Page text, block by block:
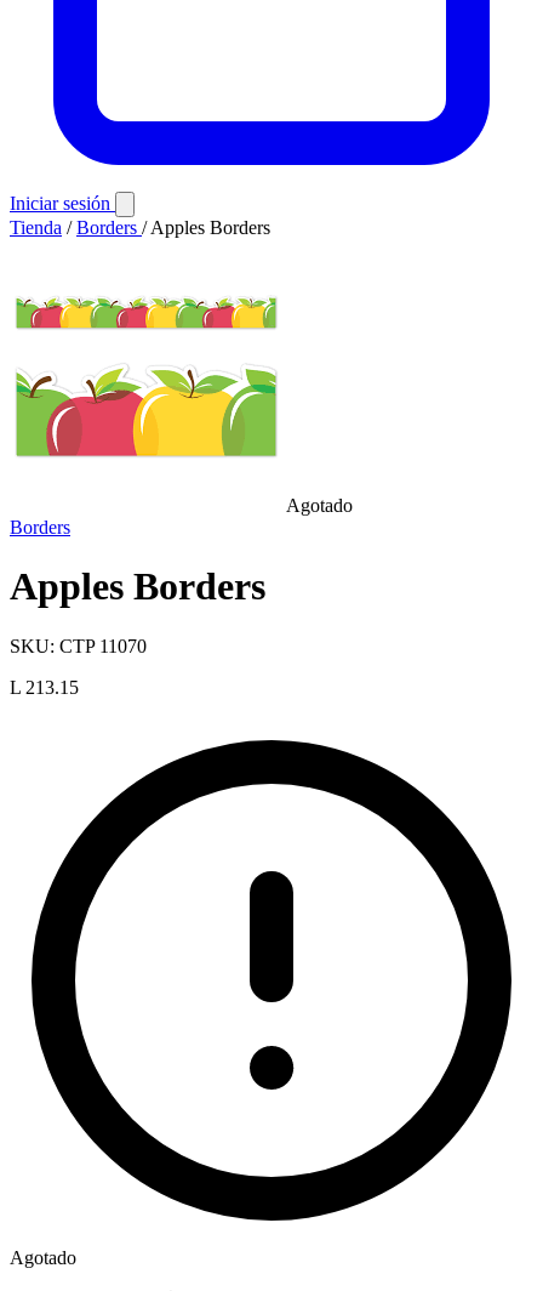
Iniciar sesión
Tienda / Borders / Apples Borders
Agotado
Borders
Apples Borders
SKU: CTP 11070
L 213.15
Agotado